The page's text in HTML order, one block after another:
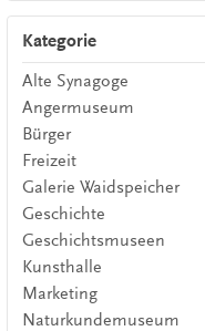
Kategorie
Alte Synagoge
Angermuseum
Bürger
Freizeit
Galerie Waidspeicher
Geschichte
Geschichtsmuseen
Kunsthalle
Marketing
Naturkundemuseum